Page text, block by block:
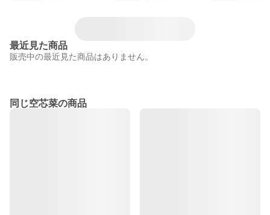
最近見た商品
販売中の最近見た商品はありません。
同じ空芯菜の商品